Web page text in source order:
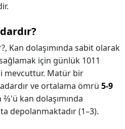
Kan dolaşımında sabit olarak
için günlük 1011
mevcuttur. Matür bir
ve ortalama ömrü 5-9
kan dolaşımında
depolanmaktadır (1–3).